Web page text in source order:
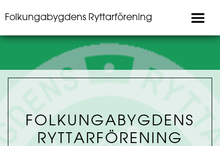
Folkungabygdens Ryttarförening
FOLKUNGABYGDENS
RYTTARFÖRENING